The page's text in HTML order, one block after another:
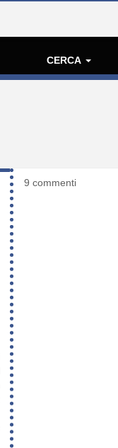
CERCA
9 commenti